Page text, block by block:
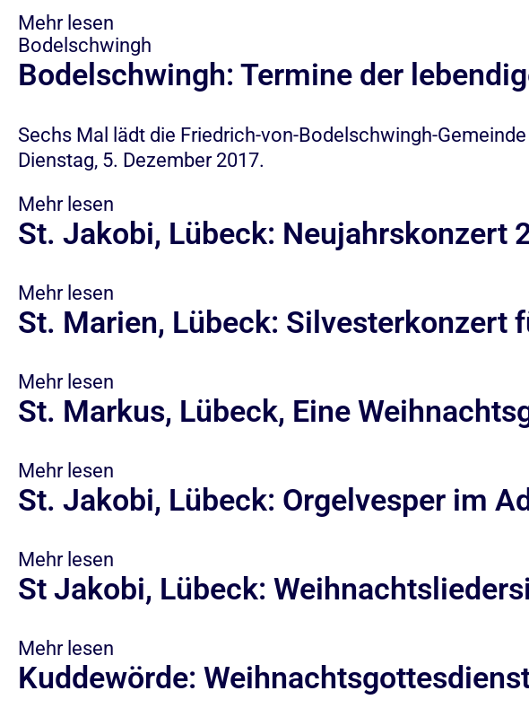
Mehr lesen
Bodelschwingh
Bodelschwingh: Termine der
Sechs Mal lädt die Friedrich-von-Bodelschwingh-
Dienstag, 5. Dezember 2017.
Mehr lesen
St. Jakobi, Lübeck: Neujahrskonzert
Mehr lesen
St. Marien, Lübeck: Silvesterkonzert
Mehr lesen
St. Markus, Lübeck, Eine
Mehr lesen
St. Jakobi, Lübeck: Orgelvesper im
Mehr lesen
St Jakobi, Lübeck:
Mehr lesen
Kuddewörde: